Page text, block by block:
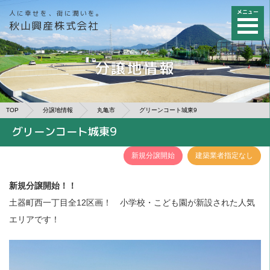
人に幸せを、街に潤いを。
秋山興産株式会社
メニュー
分譲地情報
TOP 分譲地情報 丸亀市 グリーンコート城東9
グリーンコート城東9
新規分譲開始 建築業者指定なし
新規分譲開始！！
土器町西一丁目全12区画！ 小学校・こども園が新設された人気
エリアです！